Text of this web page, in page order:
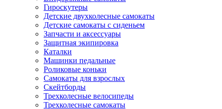
Гироскутеры
Детские двухколесные самокаты
Детские самокаты с сиденьем
Запчасти и аксессуары
Защитная экипировка
Каталки
Машинки педальные
Роликовые коньки
Самокаты для взрослых
Скейтборды
Трехколесные велосипеды
Трехколесные самокаты